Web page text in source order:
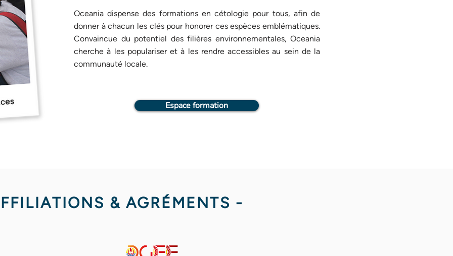
Oceania dispense des formations en cétologie pour tous, afin de
donner à chacun les clés pour honorer ces espèces emblématiques.
Convaincue du potentiel des filières environnementales, Oceania
cherche à les populariser et à les rendre accessibles au sein de la
communauté locale.
Espace formation
& AGRÉMENTS -